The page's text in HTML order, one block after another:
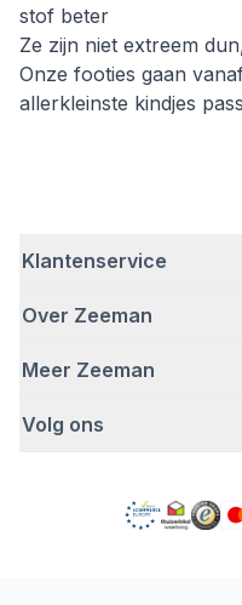
stof beter
Ze zijn niet extreem
Onze footies gaan
allerkleinste kindjes
Klantenservice
Veelgestelde vragen
Bezorgen
Retourneren
Over Zeeman
Wie wij zijn
Hoe wij verantwoord
MVO jaarverslag
Meer Zeeman
Gratis romperactie
Volg ons